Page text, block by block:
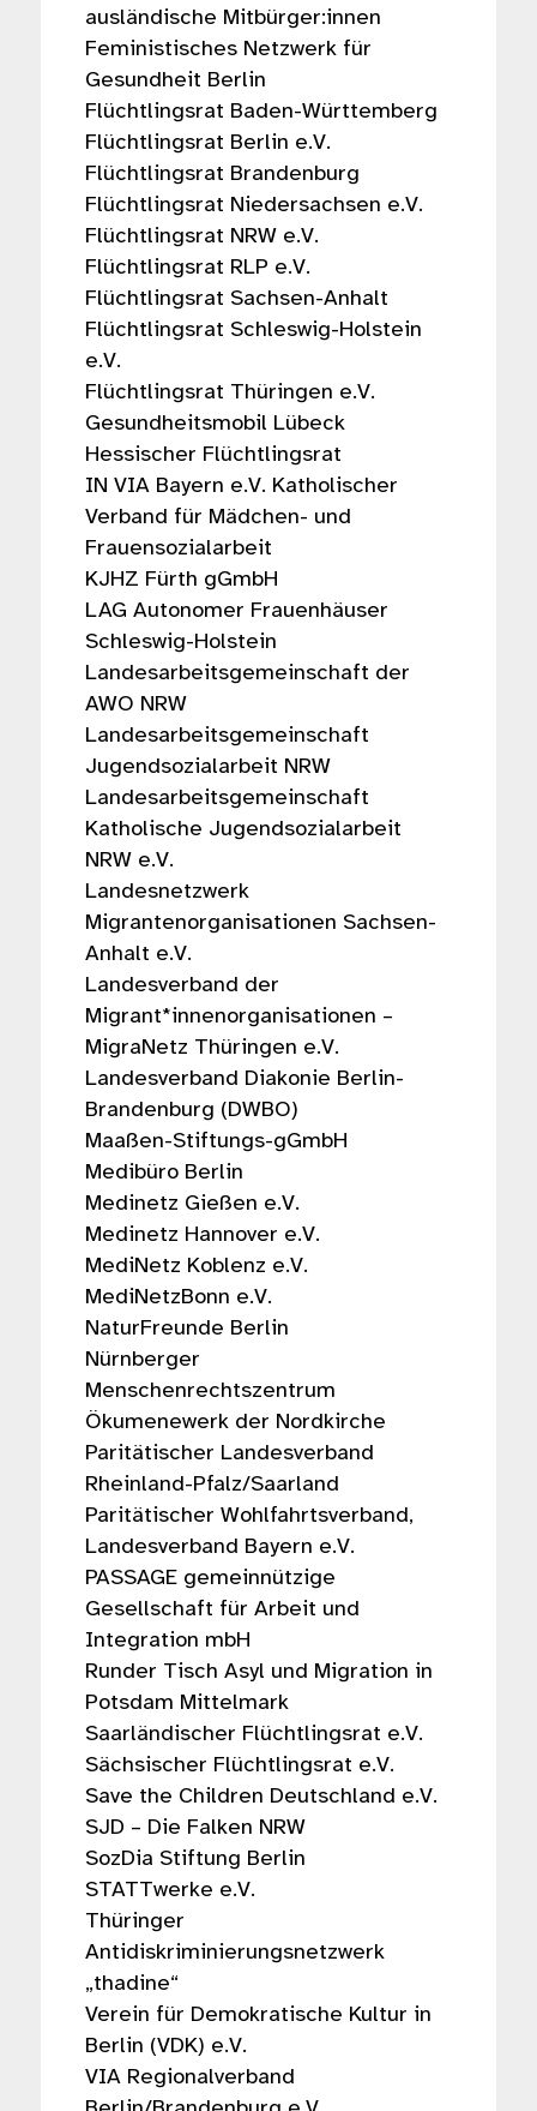
ausländische Mitbürger:innen
Feministisches Netzwerk für
Gesundheit Berlin
Flüchtlingsrat Baden-Württemberg
Flüchtlingsrat Berlin e.V.
Flüchtlingsrat Brandenburg
Flüchtlingsrat Niedersachsen e.V.
Flüchtlingsrat NRW e.V.
Flüchtlingsrat RLP e.V.
Flüchtlingsrat Sachsen-Anhalt
Flüchtlingsrat Schleswig-Holstein
e.V.
Flüchtlingsrat Thüringen e.V.
Gesundheitsmobil Lübeck
Hessischer Flüchtlingsrat
IN VIA Bayern e.V. Katholischer
Verband für Mädchen- und
Frauensozialarbeit
KJHZ Fürth gGmbH
LAG Autonomer Frauenhäuser
Schleswig-Holstein
Landesarbeitsgemeinschaft der
AWO NRW
Landesarbeitsgemeinschaft
Jugendsozialarbeit NRW
Landesarbeitsgemeinschaft
Katholische Jugendsozialarbeit
NRW e.V.
Landesnetzwerk
Migrantenorganisationen Sachsen-
Anhalt e.V.
Landesverband der
Migrant*innenorganisationen –
MigraNetz Thüringen e.V.
Landesverband Diakonie Berlin-
Brandenburg (DWBO)
Maaßen-Stiftungs-gGmbH
Medibüro Berlin
Medinetz Gießen e.V.
Medinetz Hannover e.V.
MediNetz Koblenz e.V.
MediNetzBonn e.V.
NaturFreunde Berlin
Nürnberger
Menschenrechtszentrum
Ökumenewerk der Nordkirche
Paritätischer Landesverband
Rheinland-Pfalz/Saarland
Paritätischer Wohlfahrtsverband,
Landesverband Bayern e.V.
PASSAGE gemeinnützige
Gesellschaft für Arbeit und
Integration mbH
Runder Tisch Asyl und Migration in
Potsdam Mittelmark
Saarländischer Flüchtlingsrat e.V.
Sächsischer Flüchtlingsrat e.V.
Save the Children Deutschland e.V.
SJD – Die Falken NRW
SozDia Stiftung Berlin
STATTwerke e.V.
Thüringer
Antidiskriminierungsnetzwerk
„thadine“
Verein für Demokratische Kultur in
Berlin (VDK) e.V.
VIA Regionalverband